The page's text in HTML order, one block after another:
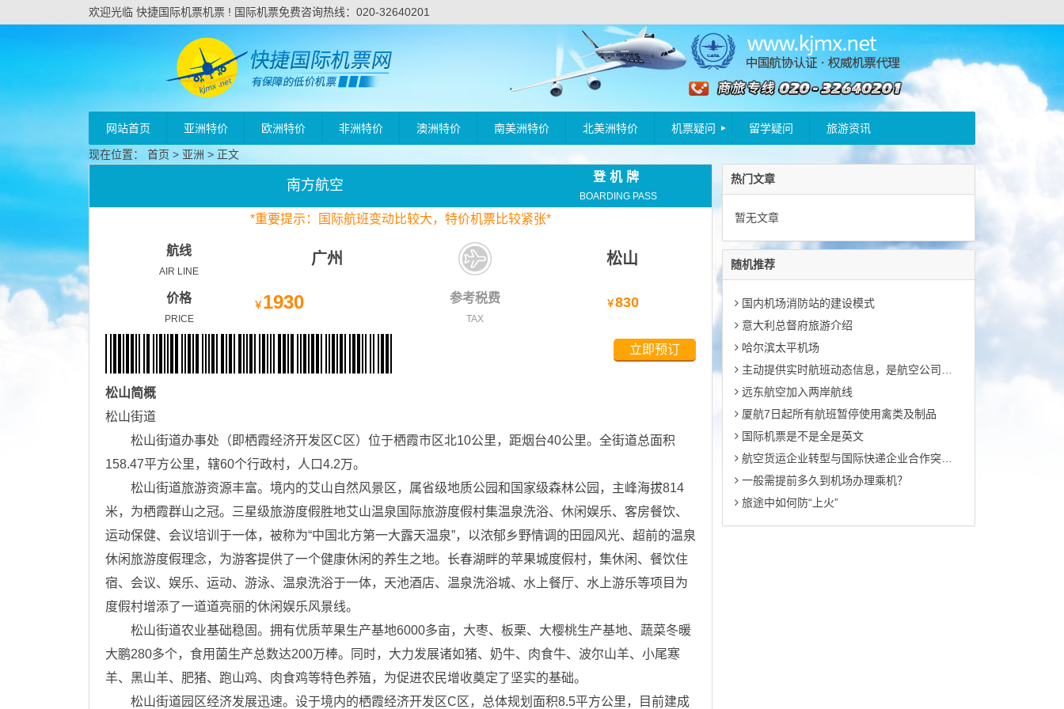
欢迎光临 快捷国际机票机票 ! 国际机票免费咨询热线：020-32640201
网站首页 亚洲特价 欧洲特价 非洲特价 澳洲特价 南美洲特价 北美洲特价 机票疑问 留学疑问 旅游资讯
现在位置： 首页 > 亚洲 > 正文
南方航空
登机牌
BOARDING PASS
*重要提示：国际航班变动比较大，特价机票比较紧张*
航线
AIR LINE
广州 松山
价格
PRICE
￥ 1930 参考税费
TAX
￥830
立即预订
松山简概
松山街道
松山街道办事处（即栖霞经济开发区C区）位于栖霞市区北10公里，距烟台40公里。全街道总面积
158.47平方公里，辖60个行政村，人口4.2万。
松山街道旅游资源丰富。境内的艾山自然风景区，属省级地质公园和国家级森林公园，主峰海拔814
米，为栖霞群山之冠。三星级旅游度假胜地艾山温泉国际旅游度假村集温泉洗浴、休闲娱乐、客房餐饮、
运动保健、会议培训于一体，被称为“中国北方第一大露天温泉”，以浓郁乡野情调的田园风光、超前的温泉
休闲旅游度假理念，为游客提供了一个健康休闲的养生之地。长春湖畔的苹果城度假村，集休闲、餐饮住
宿、会议、娱乐、运动、游泳、温泉洗浴于一体，天池酒店、温泉洗浴城、水上餐厅、水上游乐等项目为
度假村增添了一道道亮丽的休闲娱乐风景线。
松山街道农业基础稳固。拥有优质苹果生产基地6000多亩，大枣、板栗、大樱桃生产基地、蔬菜冬暖
大鹏280多个，食用菌生产总数达200万棒。同时，大力发展诸如猪、奶牛、肉食牛、波尔山羊、小尾寒
羊、黑山羊、肥猪、跑山鸡、肉食鸡等特色养殖，为促进农民增收奠定了坚实的基础。
松山街道园区经济发展迅速。设于境内的栖霞经济开发区C区，总体规划面积8.5平方公里，目前建成
热门文章
暂无文章
随机推荐
国内机场消防站的建设模式
意大利总督府旅游介绍
哈尔滨太平机场
主动提供实时航班动态信息，是航空公司保持客户沟通，丰富服务产品，拓展营销手段的需要。
远东航空加入两岸航线
厦航7日起所有航班暂停使用禽类及制品
国际机票是不是全是英文
航空货运企业转型与国际快递企业合作突围路径浅析
一般需提前多久到机场办理乘机？
旅途中如何防“上火”